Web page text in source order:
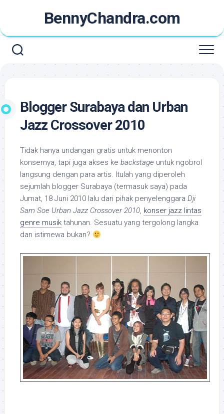
content
BennyChandra.com
Blogger Surabaya dan Urban
Jazz Crossover 2010
Tidak hanya undangan gratis untuk menonton
konsernya, tapi juga akses ke backstage untuk ngobrol
langsung dengan para artis. Itulah yang diperoleh
sejumlah blogger Surabaya (termasuk saya) pada
Jumat, 18 Juni 2010 lalu dari pihak penyelenggara Dji
Sam Soe Urban Jazz Crossover 2010, konser jazz lintas
genre musik tahunan. Sesuatu yang tergolong langka
dan istimewa bukan?